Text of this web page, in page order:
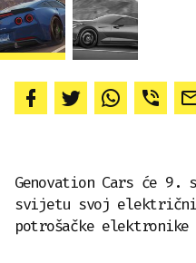
Genovation Cars će
svijetu svoj električni
potrošačke elektronike